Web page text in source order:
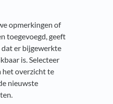
opmerkingen of
toegevoegd, geeft
er bijgewerkte
is. Selecteer
het overzicht te
nieuwste